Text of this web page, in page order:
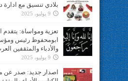
بلادي تنسيق مع ادارة
9 يوليو، 2025
تعزية ومواساة: يتقدم
ابومحفوظ رئيس
والأدباء والمثقفين
9 يوليو، 2025
اصدار جديد: صدر